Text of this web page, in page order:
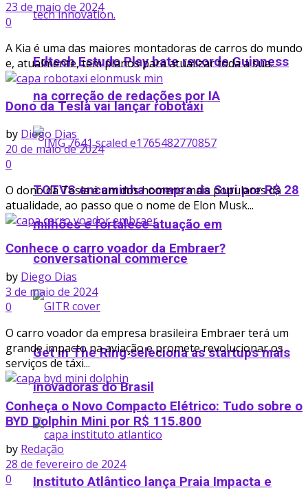
Edtech Estudo Play bate recorde Guinness
na correção de redações por IA
TOTVS encaminha compra da Suri por R$ 28
milhões e fortalece atuação em
conversational commerce
Get in The Ring seleciona as startups mais
inovadoras do Brasil
Instituto Atlântico lança Praia Impacta e
23 de maio de 2024
0
A Kia é uma das maiores montadoras de carros do mundo
e, atualmente, tem planos para atualizar toda a sua...
Dono da Tesla vai lançar robotáxi
by Diego Dias
20 de maio de 2024
0
O dono da Tesla é um dos homens mais populares da
atualidade, ao passo que o nome de Elon Musk...
Conhece o carro voador da Embraer?
by Diego Dias
3 de maio de 2024
0
O carro voador da empresa brasileira Embraer terá um
grande impacto na aviação e promete revolucionar os
serviços de táxi...
Conheça o Novo Compacto Elétrico: Tudo sobre o
BYD Dolphin Mini por R$ 115.800
by Redação
28 de fevereiro de 2024
0